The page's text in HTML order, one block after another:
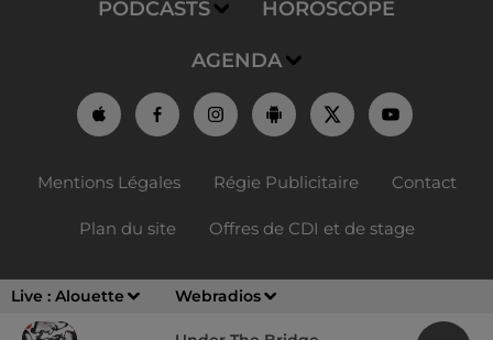
Live : Alouette Webradios
PODCASTS HOROSCOPE
AGENDA
Mentions Légales Régie Publicitaire Contact
Plan du site Offres de CDI et de stage